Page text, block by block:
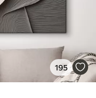
195